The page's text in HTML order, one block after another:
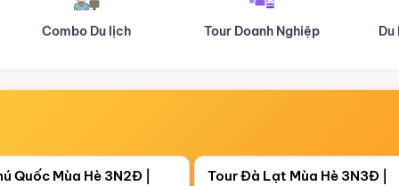
Tour Doanh Nghiệp Du lịch Hành Hương
04:17:02
Quốc Mùa Hè 3N2Đ |
Còn06 ngày 04:17:02
Tour Đà Lạt Mùa Hè 3N3Đ |